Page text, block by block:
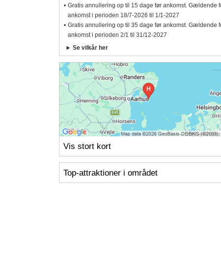
Gratis annullering op til 15 dage før ankomst. Gældende
ankomst i perioden 18/7-2026 til 1/1-2027
Gratis annullering op til 35 dage før ankomst. Gældende
ankomst i perioden 2/1 til 31/12-2027
Se vilkår her
Vis stort kort
Top-attraktioner i området